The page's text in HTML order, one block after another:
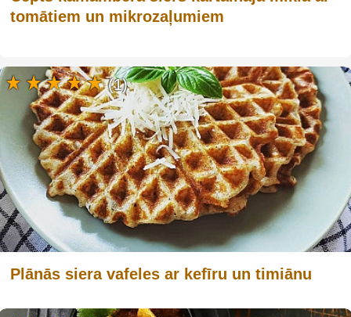
tomātiem un mikrozaļumiem
Plānās siera vafeles ar kefīru un timiānu
(1)